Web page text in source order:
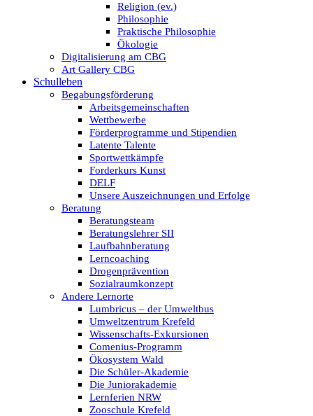
Religion (ev.)
Philosophie
Praktische Philosophie
Ökologie
Digitalisierung am CBG
Art Gallery CBG
Schulleben
Begabungsförderung
Arbeitsgemeinschaften
Wettbewerbe
Förderprogramme und Stipendien
Latente Talente
Sportwettkämpfe
Forderkurs Kunst
DELF
Unsere Auszeichnungen und Erfolge
Beratung
Beratungsteam
Beratungslehrer SII
Laufbahnberatung
Lerncoaching
Drogenprävention
Sozialraumkonzept
Andere Lernorte
Lumbricus – der Umweltbus
Umweltzentrum Krefeld
Wissenschafts-Exkursionen
Comenius-Programm
Ökosystem Wald
Die Schüler-Akademie
Die Juniorakademie
Lernferien NRW
Zooschule Krefeld